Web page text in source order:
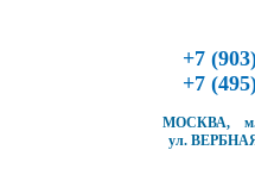
+7
+7
МОСКВА,
ул.